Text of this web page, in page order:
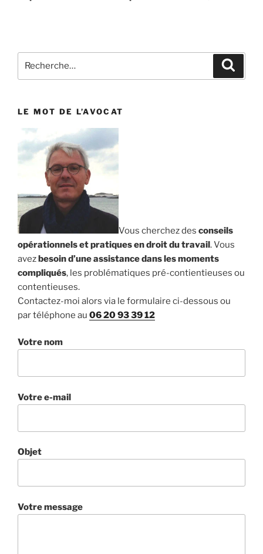
LE MOT DE L’AVOCAT
Vous cherchez des conseils
opérationnels et pratiques en droit du travail. Vous
avezbesoin d’une assistance dans les moments
compliqués, les problématiques pré-contientieuses ou
contentieuses.
Contactez-moi alors via le formulaire ci-dessous ou
par téléphone au 06 20 93 39 12
Votre nom
Votre e-mail
Objet
Votre message